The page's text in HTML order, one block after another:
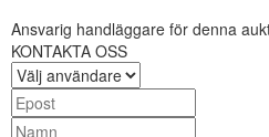
Ansvarig handläggare för denna
KONTAKTA OSS